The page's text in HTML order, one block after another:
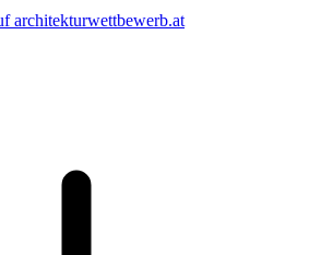
architekturwettbewerb.at